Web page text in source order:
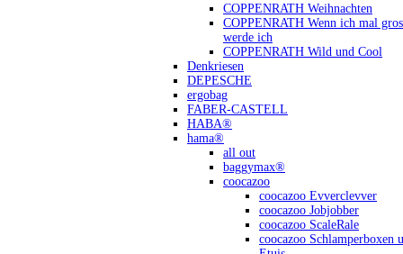
COPPENRATH Weihnachten
COPPENRATH Wenn ich mal
werde ich
COPPENRATH Wild und Cool
Denkriesen
DEPESCHE
ergobag
FABER-CASTELL
HABA®
hama®
all out
baggymax®
coocazoo
coocazoo Evverclevver
coocazoo Jobjobber
coocazoo ScaleRale
coocazoo Schlamperboxen